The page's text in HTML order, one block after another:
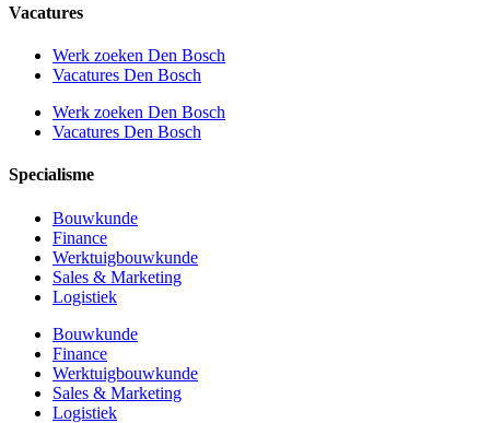
Vacatures
Werk zoeken Den Bosch
Vacatures Den Bosch
Werk zoeken Den Bosch
Vacatures Den Bosch
Specialisme
Bouwkunde
Finance
Werktuigbouwkunde
Sales & Marketing
Logistiek
Bouwkunde
Finance
Werktuigbouwkunde
Sales & Marketing
Logistiek